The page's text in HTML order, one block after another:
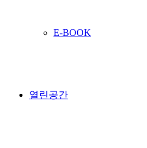
E-BOOK
열린공간